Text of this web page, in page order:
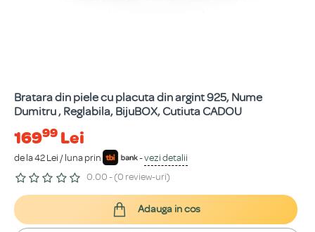
Bratara din piele cu placuta din argint 925, Nume
Dumitru , Reglabila, BijuBOX, Cutiuta CADOU
16999 Lei
de la 42 Lei / luna prin -vezi detalii
0.00 - (0 review-uri)
Adauga in cos